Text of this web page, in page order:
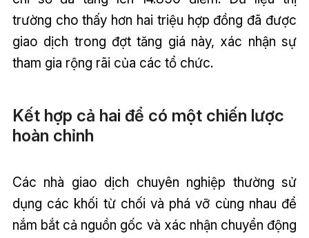
trường cho thấy hơn hai triệu hợp đồng đã được
giao dịch trong đợt tăng giá này, xác nhận sự
tham gia rộng rãi của các tổ chức.
Kết hợp cả hai để có một chiến lược
hoàn chỉnh
Các nhà giao dịch chuyên nghiệp thường sử
dụng các khối từ chối và phá vỡ cùng nhau để
nắm bắt cả nguồn gốc và xác nhận chuyển động